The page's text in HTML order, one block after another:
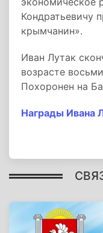
Кондратьевичу
крымчанин».
Иван Лутак
возрасте
Похоронен на
Награды Ивана